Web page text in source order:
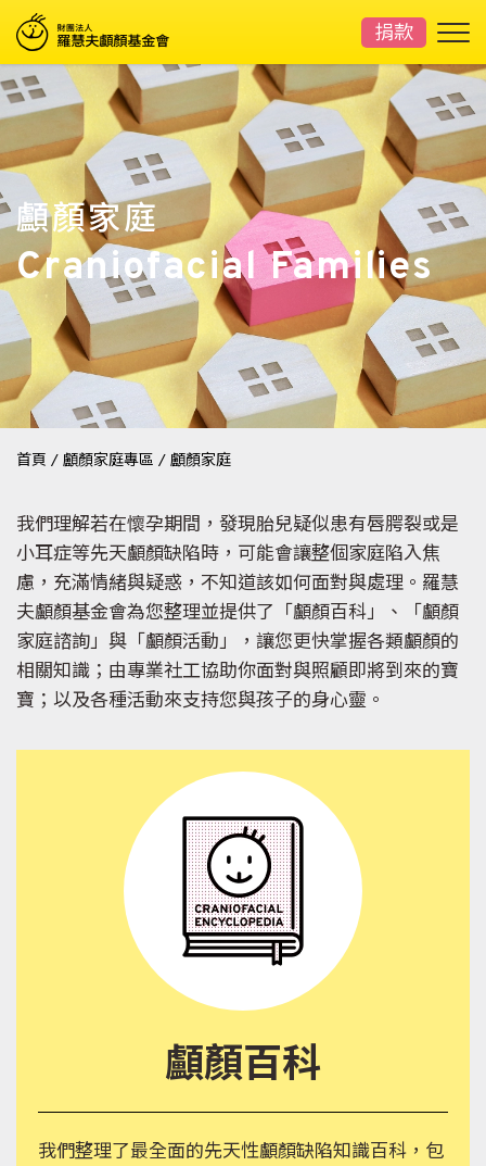
捐款
顱顏家庭
Craniofacial Families
首頁 / 顱顏家庭專區 / 顱顏家庭
我們理解若在懷孕期間，發現胎兒疑似患有唇腭裂或是
小耳症等先天顱顏缺陷時，可能會讓整個家庭陷入焦
慮，充滿情緒與疑惑，不知道該如何面對與處理。羅慧
夫顱顏基金會為您整理並提供了「顱顏百科」、「顱顏
家庭諮詢」與「顱顏活動」，讓您更快掌握各類顱顏的
相關知識；由專業社工協助你面對與照顧即將到來的寶
寶；以及各種活動來支持您與孩子的身心靈。
顱顏百科
我們整理了最全面的先天性顱顏缺陷知識百科，包